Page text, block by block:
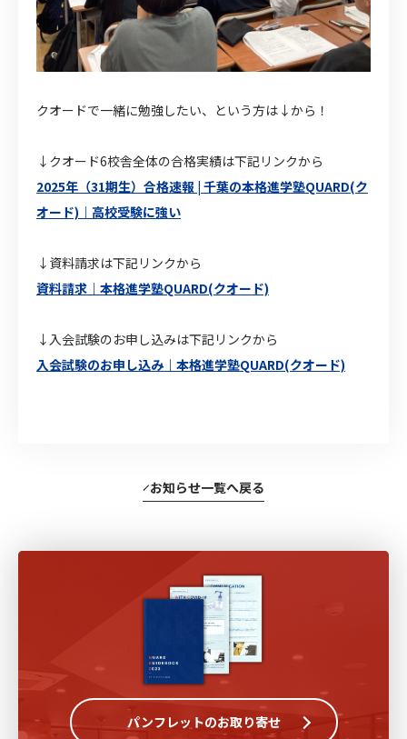
クオードで一緒に勉強したい、という方は↓から！
↓クオード6校舎全体の合格実績は下記リンクから
2025年（31期生）合格速報 | 千葉の本格進学塾QUARD(ク
オード)｜高校受験に強い
↓資料請求は下記リンクから
資料請求｜本格進学塾QUARD(クオード)
↓入会試験のお申し込みは下記リンクから
入会試験のお申し込み｜本格進学塾QUARD(クオード)
お知らせ一覧へ戻る
パンフレットのお取り寄せ